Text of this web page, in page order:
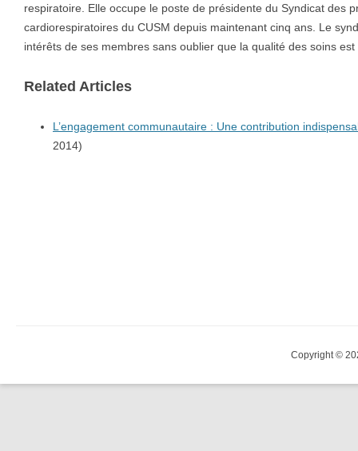
respiratoire. Elle occupe le poste de présidente du Syndicat des
cardiorespiratoires du CUSM depuis maintenant cinq ans. Le
intérêts de ses membres sans oublier que la qualité des soins
Related Articles
L’engagement communautaire : Une contribution
2014)
Copyright ©